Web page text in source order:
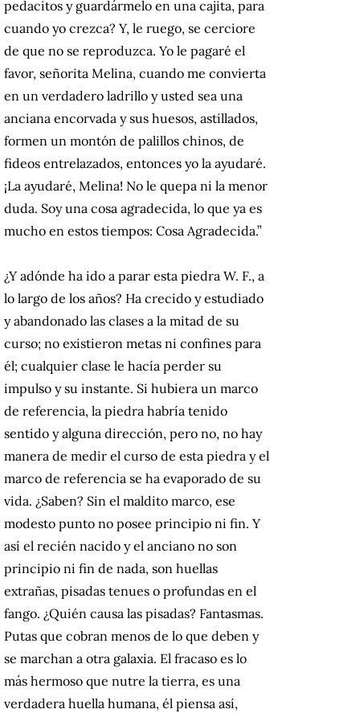
pedacitos y guardármelo en una cajita, para
cuando yo crezca? Y, le ruego, se cerciore
de que no se reproduzca. Yo le pagaré el
favor, señorita Melina, cuando me convierta
en un verdadero ladrillo y usted sea una
anciana encorvada y sus huesos, astillados,
formen un montón de palillos chinos, de
fideos entrelazados, entonces yo la ayudaré.
¡La ayudaré, Melina! No le quepa ni la menor
duda. Soy una cosa agradecida, lo que ya es
mucho en estos tiempos: Cosa Agradecida.”
¿Y adónde ha ido a parar esta piedra W. F., a
lo largo de los años? Ha crecido y estudiado
y abandonado las clases a la mitad de su
curso; no existieron metas ni confines para
él; cualquier clase le hacía perder su
impulso y su instante. Si hubiera un marco
de referencia, la piedra habría tenido
sentido y alguna dirección, pero no, no hay
manera de medir el curso de esta piedra y el
marco de referencia se ha evaporado de su
vida. ¿Saben? Sin el maldito marco, ese
modesto punto no posee principio ni fin. Y
así el recién nacido y el anciano no son
principio ni fin de nada, son huellas
extrañas, pisadas tenues o profundas en el
fango. ¿Quién causa las pisadas? Fantasmas.
Putas que cobran menos de lo que deben y
se marchan a otra galaxia. El fracaso es lo
más hermoso que nutre la tierra, es una
verdadera huella humana, él piensa así,